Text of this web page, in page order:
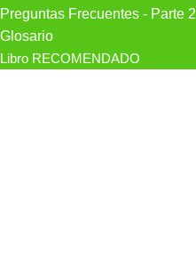
Preguntas Frecuentes - Parte 2
Glosario
Libro RECOMENDADO